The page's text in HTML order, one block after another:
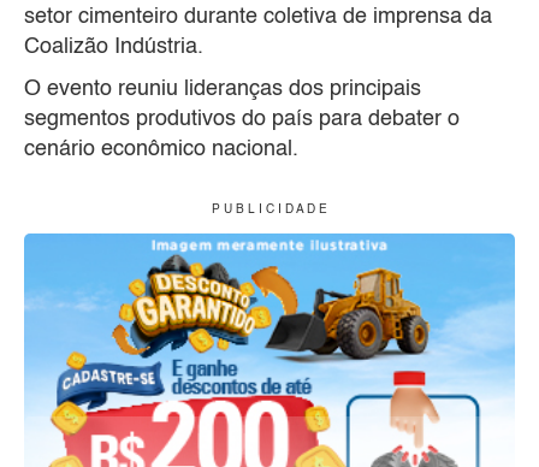
setor cimenteiro durante coletiva de imprensa da
Coalizão Indústria.
O evento reuniu lideranças dos principais
segmentos produtivos do país para debater o
cenário econômico nacional.
P U B L I C I D A D E